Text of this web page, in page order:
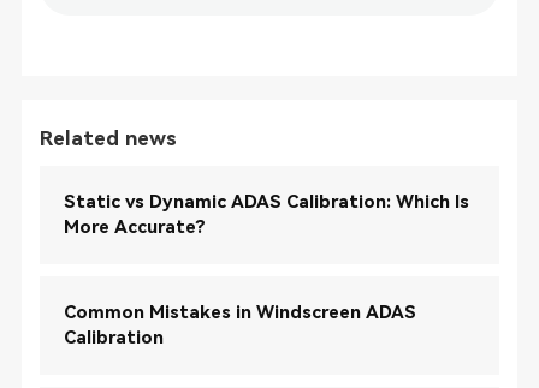
Related news
Static vs Dynamic ADAS Calibration: Which Is
More Accurate?
Common Mistakes in Windscreen ADAS
Calibration